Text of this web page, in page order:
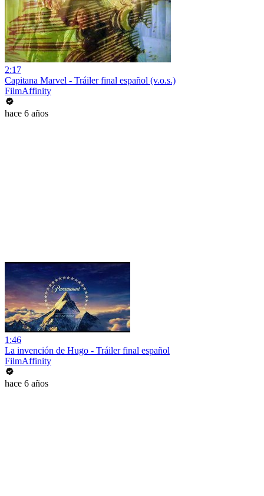
2:17
Capitana Marvel - Tráiler final español (v.o.s.)
FilmAffinity
hace 6 años
1:46
La invención de Hugo - Tráiler final español
FilmAffinity
hace 6 años